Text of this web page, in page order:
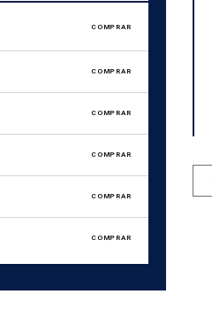
COMPRAR
COMPRAR
COMPRAR
COMPRAR
COMPRAR
COMPRAR